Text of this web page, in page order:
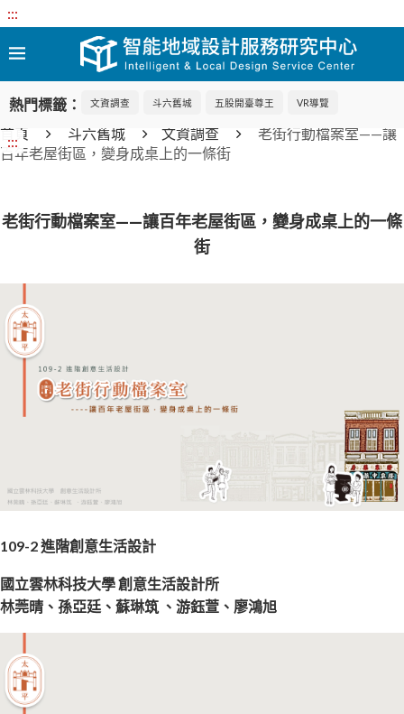
:::
熱門標籤： 文資調查 斗六舊城 五股開臺尊王 VR導覽
:::
首頁 斗六舊城 文資調查
老街行動檔案室——讓
百年老屋街區，變身成桌上的一條街
老街行動檔案室——讓百年老屋街區，變身成桌上的一條
街
109-2 進階創意生活設計
國立雲林科技大學 創意生活設計所
林莞晴、孫亞廷、蘇琳筑 、游鈺萱、廖鴻旭